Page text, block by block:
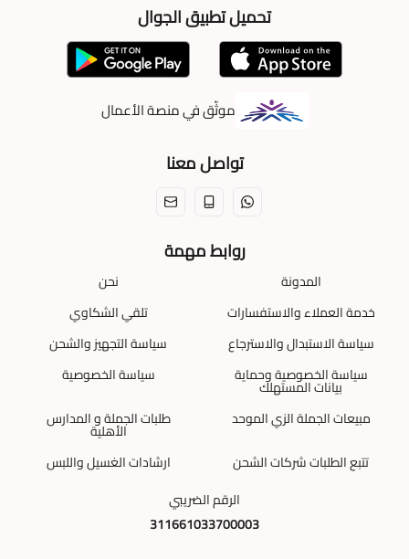
تحميل تطبيق الجوال
موثّق في منصة الأعمال
تواصل معنا
روابط مهمة
المدونة
نحن
خدمة العملاء والاستفسارات
تلقي الشكاوي
سياسة الاستبدال والاسترجاع
سياسة التجهيز والشحن
سياسة الخصوصية وحماية
بيانات المستهلك
سياسة الخصوصية
مبيعات الجملة الزي الموحد
طلبات الجملة و المدارس
الأهلية
تتبع الطلبات شركات الشحن
ارشادات الغسيل واللبس
الرقم الضريبي
311661033700003